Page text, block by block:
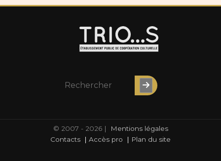
© 2007 - 2026 |
Mentions légales
Contacts
| Accès pro | Plan du site